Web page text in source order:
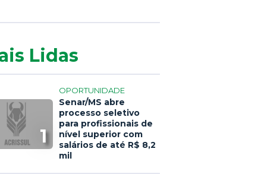
Lidas
1
OPORTUNIDADE
Senar/MS abre
processo seletivo
para profissionais de
nível superior com
salários de até R$ 8,2
mil